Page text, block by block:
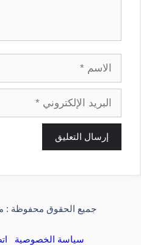
الاسم
البريد
الإلكتروني
جميع الحقوق محفوظة :
سياسة الخصوصية